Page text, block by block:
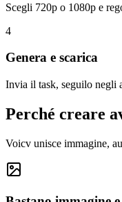
Scegli 720p o 1080p e
4
Genera e scarica
Invia il task, seguilo negli
Perché creare
Voicv unisce immagine,